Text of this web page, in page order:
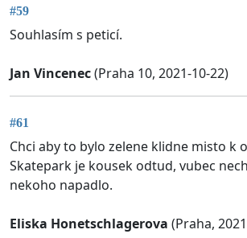
#59
Souhlasím s peticí.
Jan Vincenec(Praha 10, 2021-10-22)
#61
Chci aby to bylo zelene klidne misto k
Skatepark je kousek odtud, vubec
nekoho napadlo.
Eliska Honetschlagerova (Praha,